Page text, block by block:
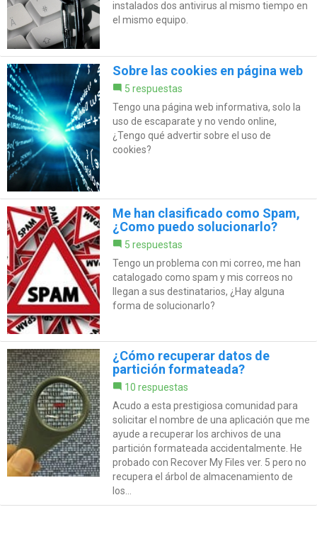
instalados dos antivirus al mismo tiempo en
el mismo equipo.
Sobre las cookies en página web
5 respuestas
Tengo una página web informativa, solo la
uso de escaparate y no vendo online,
¿Tengo qué advertir sobre el uso de
cookies?
Me han clasificado como Spam,
¿Como puedo solucionarlo?
5 respuestas
Tengo un problema con mi correo, me han
catalogado como spam y mis correos no
llegan a sus destinatarios, ¿Hay alguna
forma de solucionarlo?
¿Cómo recuperar datos de
partición formateada?
10 respuestas
Acudo a esta prestigiosa comunidad para
solicitar el nombre de una aplicación que me
ayude a recuperar los archivos de una
partición formateada accidentalmente. He
probado con Recover My Files ver. 5 pero no
recupera el árbol de almacenamiento de
los...